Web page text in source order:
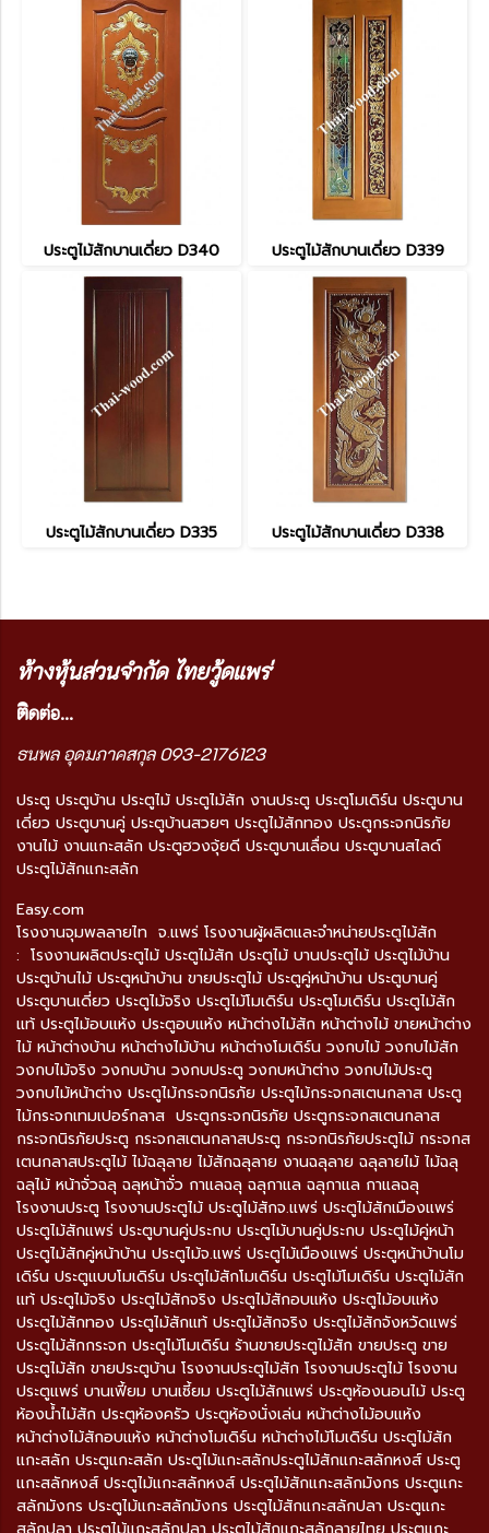
ประตูไม้สักบานเดี่ยว D340 ประตูไม้สักบานเดี่ยว D339
ประตูไม้สักบานเดี่ยว D335 ประตูไม้สักบานเดี่ยว D338
ห้างหุ้นส่วนจำกัด ไทยวู้ดแพร่
ติดต่อ...
ธนพล อุดมภาคสกุล 093-2176123
ประตู ประตูบ้าน ประตูไม้ ประตูไม้สัก งานประตู ประตูโมเดิร์น ประตูบาน
เดี่ยว ประตูบานคู่ ประตูบ้านสวยๆ ประตูไม้สักทอง ประตูกระจกนิรภัย
งานไม้ งานแกะสลัก ประตูฮวงจุ้ยดี ประตูบานเลื่อน ประตูบานสไลด์
ประตูไม้สักแกะสลัก
Easy.com
โรงงานจุมพลลายไท จ.แพร่ โรงงานผู้ผลิตและจำหน่ายประตูไม้สัก
: โรงงานผลิตประตูไม้ ประตูไม้สัก ประตูไม้ บานประตูไม้ ประตูไม้บ้าน
ประตูบ้านไม้ ประตูหน้าบ้าน ขายประตูไม้ ประตูคู่หน้าบ้าน ประตูบานคู่
ประตูบานเดี่ยว ประตูไม้จริง ประตูไม้โมเดิร์น ประตูโมเดิร์น ประตูไม้สัก
แท้ ประตูไม้อบแห้ง ประตูอบแห้ง หน้าต่างไม้สัก หน้าต่างไม้ ขายหน้าต่าง
ไม้ หน้าต่างบ้าน หน้าต่างไม้บ้าน หน้าต่างโมเดิร์น วงกบไม้ วงกบไม้สัก
วงกบไม้จริง วงกบบ้าน วงกบประตู วงกบหน้าต่าง วงกบไม้ประตู
วงกบไม้หน้าต่าง ประตูไม้กระจกนิรภัย ประตูไม้กระจกสเตนกลาส ประตู
ไม้กระจกเทมเปอร์กลาส ประตูกระจกนิรภัย ประตูกระจกสเตนกลาส
กระจกนิรภัยประตู กระจกสเตนกลาสประตู กระจกนิรภัยประตูไม้ กระจกส
เตนกลาสประตูไม้ ไม้ฉลุลาย ไม้สักฉลุลาย งานฉลุลาย ฉลุลายไม้ ไม้ฉลุ
ฉลุไม้ หน้าจั่วฉลุ ฉลุหน้าจั่ว กาแลฉลุ ฉลุกาแล ฉลุกาแล กาแลฉลุ
โรงงานประตู โรงงานประตูไม้ ประตูไม้สักจ.แพร่ ประตูไม้สักเมืองแพร่
ประตูไม้สักแพร่ ประตูบานคู่ประกบ ประตูไม้บานคู่ประกบ ประตูไม้คู่หน้า
ประตูไม้สักคู่หน้าบ้าน ประตูไม้จ.แพร่ ประตูไม้เมืองแพร่ ประตูหน้าบ้านโม
เดิร์น ประตูแบบโมเดิร์น ประตูไม้สักโมเดิร์น ประตูไม้โมเดิร์น ประตูไม้สัก
แท้ ประตูไม้จริง ประตูไม้สักจริง ประตูไม้สักอบแห้ง ประตูไม้อบแห้ง
ประตูไม้สักทอง ประตูไม้สักแท้ ประตูไม้สักจริง ประตูไม้สักจังหวัดแพร่
ประตูไม้สักกระจก ประตูไม้โมเดิร์น ร้านขายประตูไม้สัก ขายประตู ขาย
ประตูไม้สัก ขายประตูบ้าน โรงงานประตูไม้สัก โรงงานประตูไม้ โรงงาน
ประตูแพร่ บานเฟี้ยม บานเซี้ยม ประตูไม้สักแพร่ ประตูห้องนอนไม้ ประตู
ห้องน้ำไม้สัก ประตูห้องครัว ประตูห้องนั่งเล่น หน้าต่างไม้อบแห้ง
หน้าต่างไม้สักอบแห้ง หน้าต่างโมเดิร์น หน้าต่างไม้โมเดิร์น ประตูไม้สัก
แกะสลัก ประตูแกะสลัก ประตูไม้แกะสลักประตูไม้สักแกะสลักหงส์ ประตู
แกะสลักหงส์ ประตูไม้แกะสลักหงส์ ประตูไม้สักแกะสลักมังกร ประตูแกะ
สลักมังกร ประตูไม้แกะสลักมังกร ประตูไม้สักแกะสลักปลา ประตูแกะ